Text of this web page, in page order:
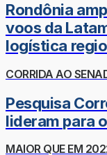
Rondônia
voos da
logística
CORRIDA AO
Pesquisa
lideram para
MAIOR QUE EM